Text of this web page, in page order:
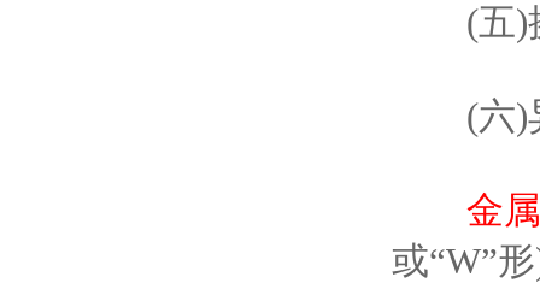
(五)换
(六)异
金
或“W”